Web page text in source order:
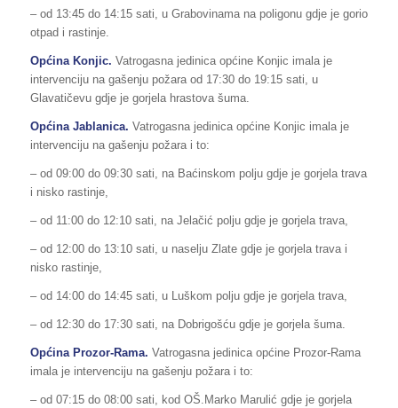
– od 13:45 do 14:15 sati, u Grabovinama na poligonu gdje je gorio
otpad i rastinje.
Općina Konjic. Vatrogasna jedinica općine Konjic imala je
intervenciju na gašenju požara od 17:30 do 19:15 sati, u
Glavatičevu gdje je gorjela hrastova šuma.
Općina Jablanica. Vatrogasna jedinica općine Konjic imala je
intervenciju na gašenju požara i to:
– od 09:00 do 09:30 sati, na Baćinskom polju gdje je gorjela trava
i nisko rastinje,
– od 11:00 do 12:10 sati, na Jelačić polju gdje je gorjela trava,
– od 12:00 do 13:10 sati, u naselju Zlate gdje je gorjela trava i
nisko rastinje,
– od 14:00 do 14:45 sati, u Luškom polju gdje je gorjela trava,
– od 12:30 do 17:30 sati, na Dobrigošću gdje je gorjela šuma.
Općina Prozor-Rama. Vatrogasna jedinica općine Prozor-Rama
imala je intervenciju na gašenju požara i to:
– od 07:15 do 08:00 sati, kod OŠ.Marko Marulić gdje je gorjela